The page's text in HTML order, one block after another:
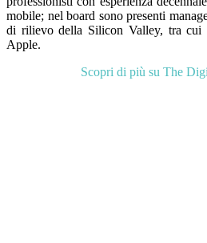
mobile; nel board sono presenti
di rilievo della Silicon Valley, tra cui
Apple.
Scopri di più su The